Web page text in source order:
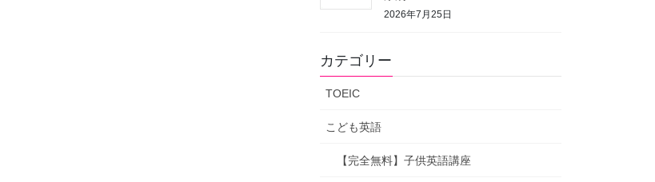
2026年7月25日
カテゴリー
TOEIC
こども英語
【完全無料】子供英語講座